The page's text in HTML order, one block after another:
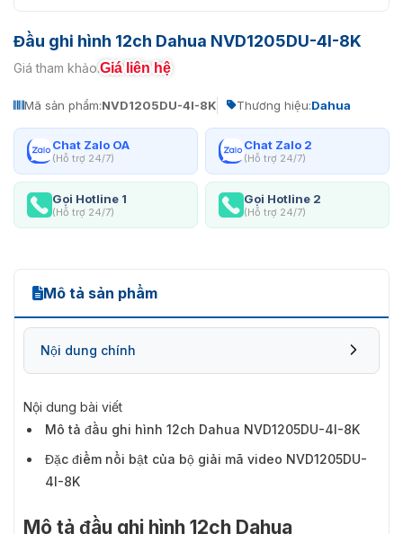
Đầu ghi hình 12ch Dahua NVD1205DU-4I-8K
Giá tham khảo:Giá liên hệ
Mã sản phẩm:NVD1205DU-4I-8K Thương hiệu:Dahua
Chat Zalo OA
(Hỗ trợ 24/7)
Chat Zalo 2
(Hỗ trợ 24/7)
Gọi Hotline 1
(Hỗ trợ 24/7)
Gọi Hotline 2
(Hỗ trợ 24/7)
Mô tả sản phẩm
Nội dung chính
Nội dung bài viết
Mô tả đầu ghi hình 12ch Dahua NVD1205DU-4I-8K
Đặc điểm nổi bật của bộ giải mã video NVD1205DU-
4I-8K
Mô tả đầu ghi hình 12ch Dahua